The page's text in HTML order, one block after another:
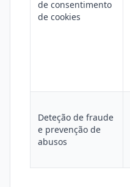
de consentimento
de cookies
Deteção de fraude
e prevenção de
abusos